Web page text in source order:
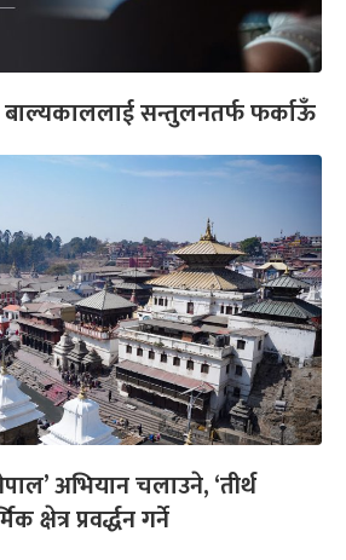
बाल्यकाललाई सन्तुलनतर्फ फर्काऊँ
अभियान चलाउने, ‘तीर्थ
क्षेत्र प्रवर्द्धन गर्ने